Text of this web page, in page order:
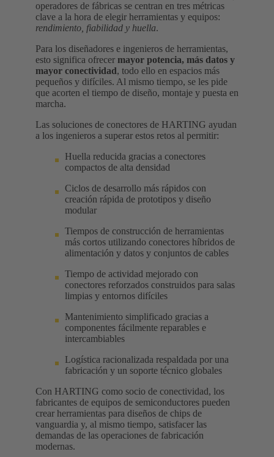
operadores de fábricas se centran en tres métricas
clave a la hora de elegir herramientas y equipos:
rendimiento, fiabilidad y huella.
Para los diseñadores e ingenieros de herramientas,
esto significa ofrecer mayor potencia, más datos y
mayor conectividad, todo ello en espacios más
pequeños y difíciles. Al mismo tiempo, se les pide
que acorten el tiempo de diseño, montaje y puesta en
marcha.
Las soluciones de conectores de HARTING ayudan
a los ingenieros a superar estos retos al permitir:
Huella reducida gracias a conectores
compactos de alta densidad
Ciclos de desarrollo más rápidos con
creación rápida de prototipos y diseño
modular
Tiempos de construcción de herramientas
más cortos utilizando conectores híbridos de
alimentación y datos y conjuntos de cables
Tiempo de actividad mejorado con
conectores reforzados construidos para salas
limpias y entornos difíciles
Mantenimiento simplificado gracias a
componentes fácilmente reparables e
intercambiables
Logística racionalizada respaldada por una
fabricación y un soporte técnico globales
Con HARTING como socio de conectividad, los
fabricantes de equipos de semiconductores pueden
crear herramientas para diseños de chips de
vanguardia y, al mismo tiempo, satisfacer las
demandas de las operaciones de fabricación
modernas.